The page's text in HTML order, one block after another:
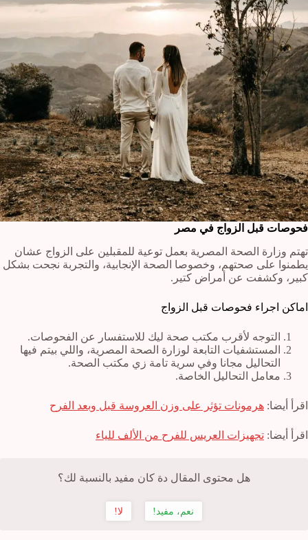
فحوصات قبل الزواج في مصر
تهتم وزارة الصحة المصرية بعمل توعية للمقبلين على الزواج عشان
يطمنوا على صحتهم، وخصوصا الصحة الإنجابية، والتجربة نجحت بشكل
كبير، وكشفت عن أمراض كتير.
اماكن اجراء فحوصات قبل الزواج
التوجه لأقرب مكتب صحة ليك للاستفسار عن الفحوصات.
المستشفيات التابعة لوزارة الصحة المصرية، واللي بيتم فيها
التحاليل مجانا وفي سرية تامة زي مكتب الصحة.
معامل التحاليل الخاصة.
اقرأ أيضا: هرمونات تؤثر على وزن العروسة قبل وبعد الفرح
اقرأ أيضا: تجهيزات العريس للفرح من الألف للياء
هل محتوى المقال دة كان مفيد بالنسبة لك؟
نعم، مفيد! لا!